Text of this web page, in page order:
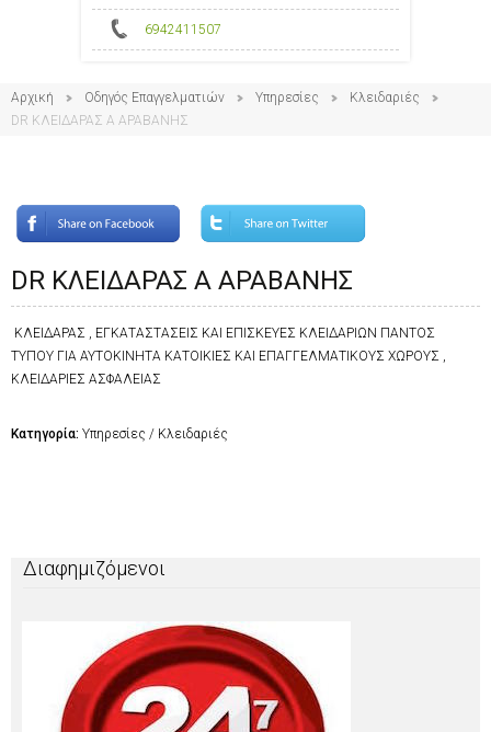
6942411507
Αρχική Οδηγός Επαγγελματιών Υπηρεσίες
Κλειδαριές
DR ΚΛΕΙΔΑΡΑΣ Α ΑΡΑΒΑΝΗΣ
DR ΚΛΕΙΔΑΡΑΣ Α ΑΡΑΒΑΝΗΣ
ΚΛΕΙΔΑΡΑΣ , ΕΓΚΑΤΑΣΤΑΣΕΙΣ ΚΑΙ ΕΠΙΣΚΕΥΕΣ ΚΛΕΙΔΑΡΙΩΝ ΠΑΝΤΟΣ
ΤΥΠΟΥ ΓΙΑ ΑΥΤΟΚΙΝΗΤΑ ΚΑΤΟΙΚΙΕΣ ΚΑΙ ΕΠΑΓΓΕΛΜΑΤΙΚΟΥΣ ΧΩΡΟΥΣ ,
ΚΛΕΙΔΑΡΙΕΣ ΑΣΦΑΛΕΙΑΣ
Κατηγορία: Υπηρεσίες / Κλειδαριές
Διαφημιζόμενοι